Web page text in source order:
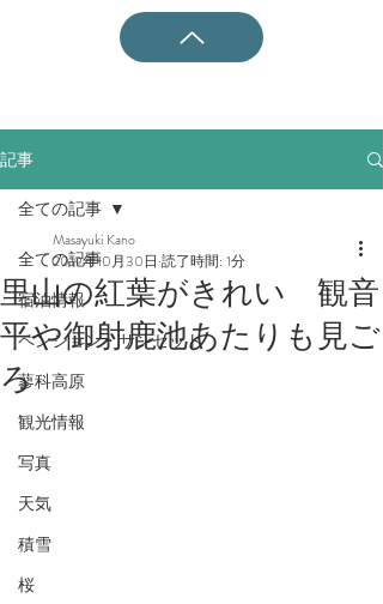
記事
全ての記事
宿泊情報
ペンション・サンセット
蓼科高原
観光情報
写真
天気
積雪
桜
全ての記事
里山の紅葉がきれい 観音
平や御射鹿池あたりも見ご
ろ
Masayuki Kano
2019年10月30日 読了時間: 1分